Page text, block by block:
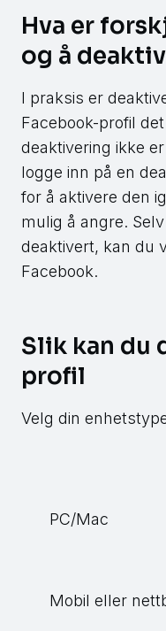
Hva er
og å
I praksis er
Facebook-profil
deaktivering ikke
logge inn på en
for å aktivere den
mulig å angre.
deaktivert, kan du
Facebook.
Slik kan du
profil
Velg din
PC/Mac
Mobil eller